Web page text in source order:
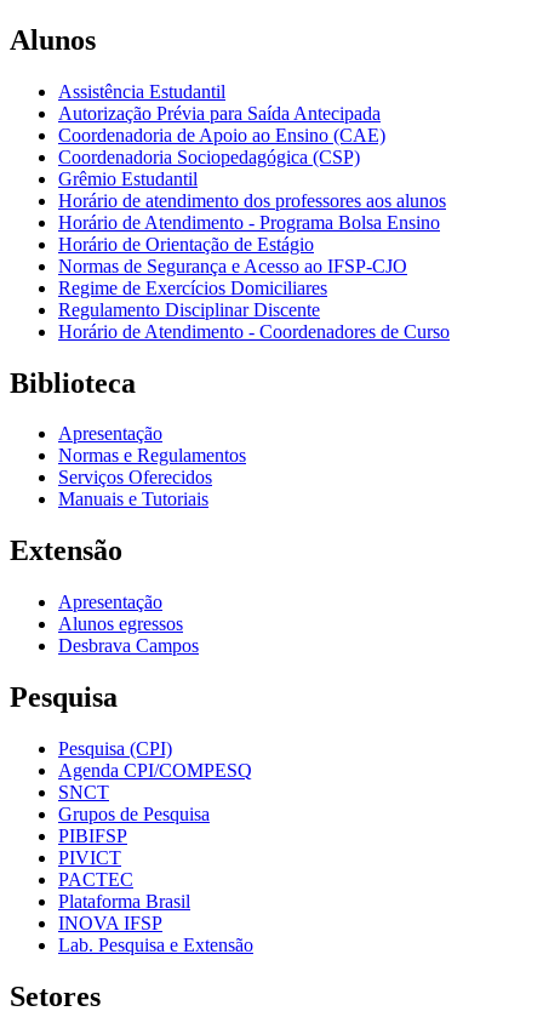
Alunos
Assistência Estudantil
Autorização Prévia para Saída Antecipada
Coordenadoria de Apoio ao Ensino (CAE)
Coordenadoria Sociopedagógica (CSP)
Grêmio Estudantil
Horário de atendimento dos professores aos alunos
Horário de Atendimento - Programa Bolsa Ensino
Horário de Orientação de Estágio
Normas de Segurança e Acesso ao IFSP-CJO
Regime de Exercícios Domiciliares
Regulamento Disciplinar Discente
Horário de Atendimento - Coordenadores de Curso
Biblioteca
Apresentação
Normas e Regulamentos
Serviços Oferecidos
Manuais e Tutoriais
Extensão
Apresentação
Alunos egressos
Desbrava Campos
Pesquisa
Pesquisa (CPI)
Agenda CPI/COMPESQ
SNCT
Grupos de Pesquisa
PIBIFSP
PIVICT
PACTEC
Plataforma Brasil
INOVA IFSP
Lab. Pesquisa e Extensão
Setores